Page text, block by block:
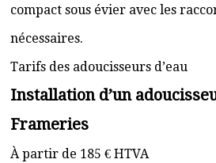
compact sous évier avec les
nécessaires.
Tarifs des adoucisseurs d’eau
Installation d’un
Frameries
À partir de 185 € HTVA